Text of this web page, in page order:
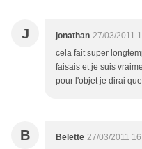
J jonathan 27/03/2011
cela fait super
faisais et je suis
pour l'objet je dirai
B Belette 27/03/2011